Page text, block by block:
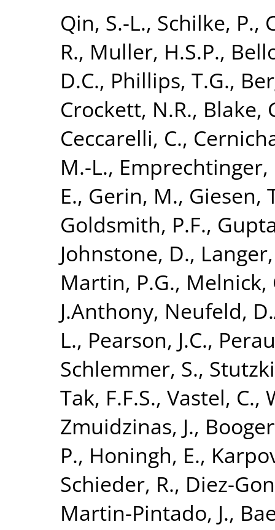
Qin, S.-L., Schilke, P.,
R., Muller, H.S.P.,
D.C., Phillips, T.G.,
Crockett, N.R., Blake,
Ceccarelli, C.,
M.-L., Emprechtinger,
E., Gerin, M., Giesen,
Goldsmith, P.F.,
Johnstone, D.,
Martin, P.G., Melnick,
J.Anthony, Neufeld,
L., Pearson, J.C.,
Schlemmer, S.,
Tak, F.F.S., Vastel, C.,
Zmuidzinas, J.,
P., Honingh, E.,
Schieder, R., Diez-
Martin-Pintado, J.,